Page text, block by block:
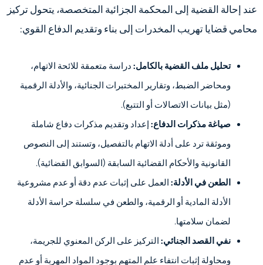
عند إحالة القضية إلى المحكمة الجزائية المتخصصة، يتحول تركيز
محامي قضايا تهريب المخدرات إلى بناء وتقديم الدفاع القوي:
تحليل ملف القضية بالكامل: دراسة متعمقة للائحة الاتهام،
ومحاضر الضبط، وتقارير المختبرات الجنائية، والأدلة الرقمية
(مثل بيانات الاتصالات أو التتبع).
صياغة مذكرات الدفاع: إعداد وتقديم مذكرات دفاع شاملة
وموثقة ترد على أدلة الاتهام بالتفصيل، وتستند إلى النصوص
القانونية والأحكام القضائية السابقة (السوابق القضائية).
الطعن في الأدلة: العمل على إثبات عدم دقة أو عدم مشروعية
الأدلة المادية أو الرقمية، والطعن في سلسلة حراسة الأدلة
لضمان سلامتها.
نفي القصد الجنائي: التركيز على الركن المعنوي للجريمة،
ومحاولة إثبات انتفاء علم المتهم بوجود المواد المهربة أو عدم